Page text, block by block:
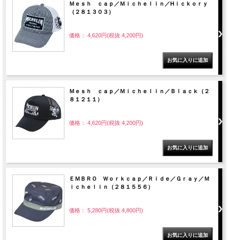
Ｍｅｓｈ ｃａｐ／Ｍｉｃｈｅｌｉｎ／Hｉｃｋｏｒｙ
（２８１３０３）
価格： 4,620円(税抜 4,200円)
Ｍｅｓｈ ｃａｐ／Ｍｉｃｈｅｌｉｎ／Ｂｌａｃｋ（２
８１２１１）
価格： 4,620円(税抜 4,200円)
ＥＭＢＲＯ Ｗｏｒｋｃａｐ／Ｒｉｄｅ／Ｇｒａｙ／Ｍ
ｉｃｈｅｌｉｎ（２８１５５６）
価格： 5,280円(税抜 4,800円)